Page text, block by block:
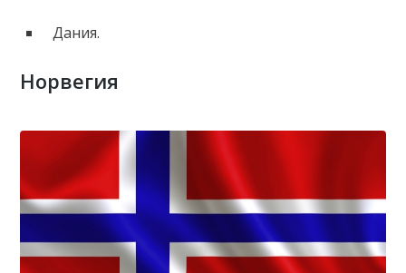
Дания.
Норвегия